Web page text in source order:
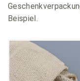
Beispiel.